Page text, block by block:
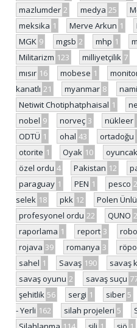
mazlumder 2 medya 25
meksika 1 Merve Arkun 1
MGK 9 mgsb 2 mhp 1
Militarizm 123 milliyetçilik 7
mısır 16 mobese 1
kanatlı 21 myanmar 8
Netiwit Chotiphatphaisal 1
nobel 9 norveç 3 nükleer
ODTÜ 1 ohal 43 ortadoğu
otorite 1 Oyak 10
özel ordu 4 Pakistan 12
paraguay 1 PEN 1 pesco 2
selek 18 pkk 12 Polen Ünlü
profesyonel ordu 22 QUNO 2
raporlama 1 report 3
rojava 39 romanya 3
sahel 1 Savaş 190 savaş
savaş oyunu 2 savaş suçu
şehitlik 56 sergi 1 siber 5
- Yerli 162 silah projeleri 5